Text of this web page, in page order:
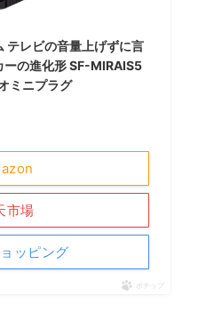
テレビの音量上げずに言
ーの進化形 SF-MIRAIS5
ミニプラグ
市場
ッピング
ポチップ